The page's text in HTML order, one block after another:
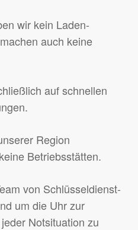
wir kein Laden-
auch keine
auf schnellen
Region
Betriebsstätten.
von Schlüsseldienst-
um die Uhr zur
Notsituation zu